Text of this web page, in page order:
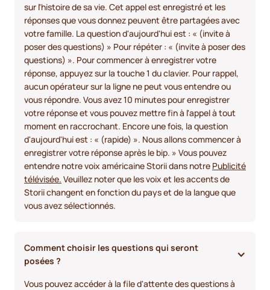
sur l'histoire de sa vie. Cet appel est enregistré et les
réponses que vous donnez peuvent être partagées avec
votre famille. La question d'aujourd'hui est : « (invite à
poser des questions) » Pour répéter : « (invite à poser des
questions) ». Pour commencer à enregistrer votre
réponse, appuyez sur la touche 1 du clavier. Pour rappel,
aucun opérateur sur la ligne ne peut vous entendre ou
vous répondre. Vous avez 10 minutes pour enregistrer
votre réponse et vous pouvez mettre fin à l'appel à tout
moment en raccrochant. Encore une fois, la question
d'aujourd'hui est : « (rapide) ». Nous allons commencer à
enregistrer votre réponse après le bip. » Vous pouvez
entendre notre voix américaine Storii dans notre Publicité
télévisée. Veuillez noter que les voix et les accents de
Storii changent en fonction du pays et de la langue que
vous avez sélectionnés.
Comment choisir les questions qui seront
posées ?
Vous pouvez accéder à la file d'attente des questions à